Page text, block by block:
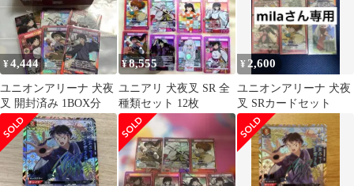
¥4,444
ユニオンアリーナ 犬夜
叉 開封済み 1BOX分
¥8,555
ユニアリ 犬夜叉 SR 全
種類セット 12枚
¥2,600
ユニオンアリーナ 犬夜
叉 SRカードセット